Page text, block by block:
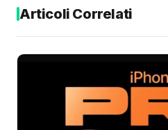
Articoli Correlati